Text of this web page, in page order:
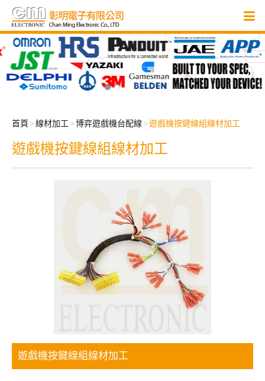
首頁 線材加工 博弈遊戲機台配線 遊戲機按鍵線組線材加工
遊戲機按鍵線組線材加工
遊戲機按鍵線組線材加工